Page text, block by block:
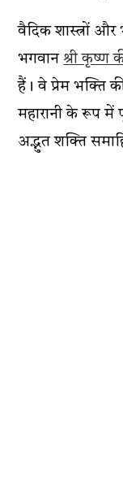
वैदिक शास्त्रों और
भगवान श्री कृष्ण
हैं। वे प्रेम भक्ति
महारानी के रूप में
अद्भुत शक्ति